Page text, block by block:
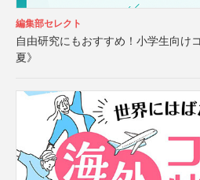
編集部セレクト
自由研究にもおすすめ！小学生向け
夏》